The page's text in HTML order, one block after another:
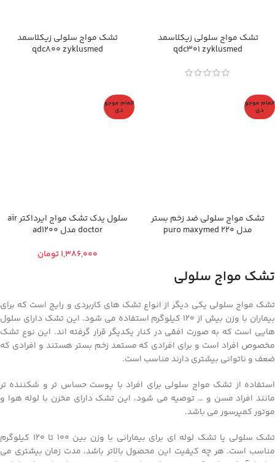
تشک مواج سلولی زیکلاسمد
qdc301 zyklusmed
تشک مواج سلولی زیکلاسمد
qdc800 zyklusmed
اتمام موجو
دی
تشک مواج سلولی ضد زخم بستر
مدل puro maxymed 220
اتمام موجو
دی
سلول یدک تشک مواج ایرداکتر air
doctor مدل ad1200
تومان
تشک مواج سلولی
تشک مواج سلولی یکی دیگر از انواع تشک های کاربردی و رایج است که برای
بیماران با وزن بیش از 120 کیلوگرم استفاده می شود. این تشک دارای سلول
هایی است که به صورت افقی در کنار یکدیگر قرار گرفته اند. این نوع تشک
مخصوص افراد است و برای افرادی که مستعد زخم بستر هستند و افرادی که
ضعف و ناتوانی بیشتری دارند مناسب است.
استفاده از تشک مواج سلولی برای افراد با پوست حساس تر و شکننده تر
مانند افراد مسن و … توصیه می شود، این تشک دارای مخزن با لوله هوا و
موتور کمپرسور می باشد.
تشک سلولی یا تشک لوله ای برای بیمارانی با وزن بین 100 تا 120 کیلوگرم
مناسب است. هر چه کیفیت این محصول بالاتر باشد، مدت زمان بیشتری می